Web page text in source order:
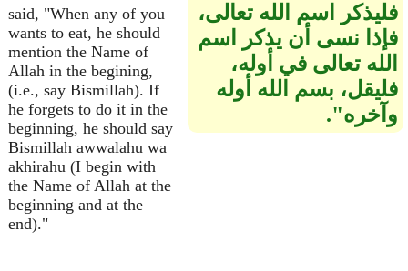
said, "When any of you
wants to eat, he should
mention the Name of
Allah in the begining,
(i.e., say Bismillah). If
he forgets to do it in the
beginning, he should say
Bismillah awwalahu wa
akhirahu (I begin with
the Name of Allah at the
beginning and at the
end)."
فليذكر اسم الله تعالى،
فإذا نسى أن يذكر اسم
الله تعالى في أوله،
فليقل، بسم الله أوله
وآخره‏"‏‏.‏